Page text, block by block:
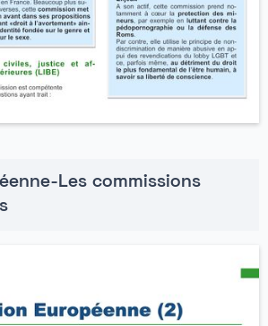
Les commissions